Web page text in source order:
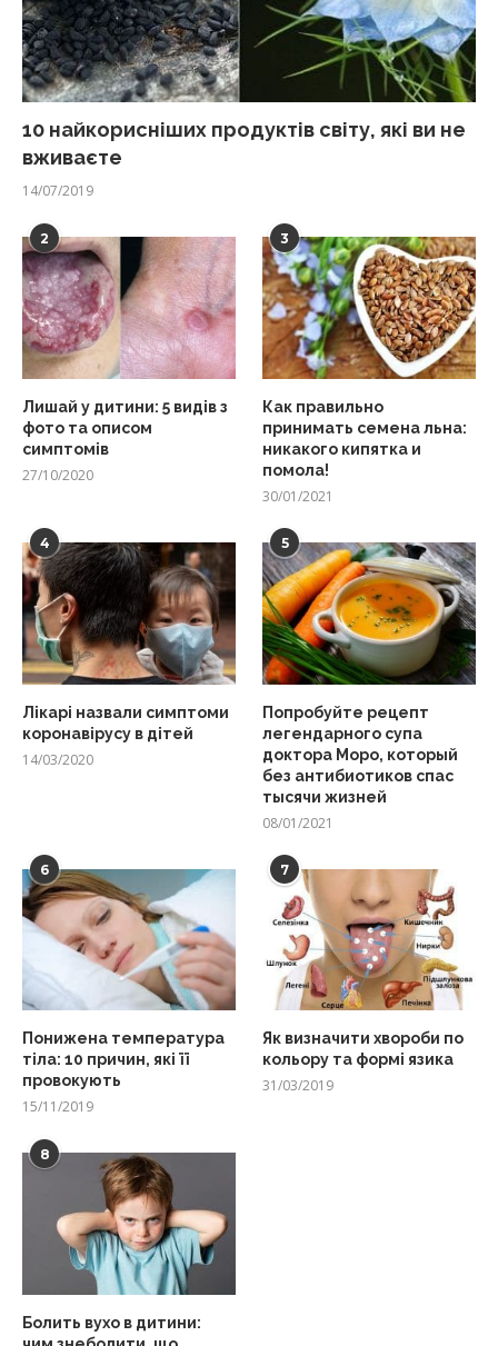
10 найкорисніших продуктів світу, які ви не
вживаєте
14/07/2019
2
Лишай у дитини: 5 видів з
фото та описом
симптомів
27/10/2020
3
Как правильно
принимать семена льна:
никакого кипятка и
помола!
30/01/2021
4
Лікарі назвали симптоми
коронавірусу в дітей
14/03/2020
5
Попробуйте рецепт
легендарного супа
доктора Моро, который
без антибиотиков спас
тысячи жизней
08/01/2021
6
Понижена температура
тіла: 10 причин, які її
провокують
15/11/2019
7
Як визначити хвороби по
кольору та формі язика
31/03/2019
8
Болить вухо в дитини: